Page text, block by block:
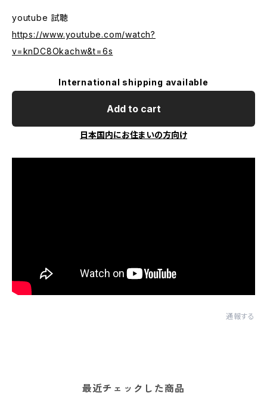
youtube 試聴
https://www.youtube.com/watch?
v=knDC8Okachw&t=6s
International shipping available
Add to cart
日本国内にお住まいの方向け
通報する
最近チェックした商品